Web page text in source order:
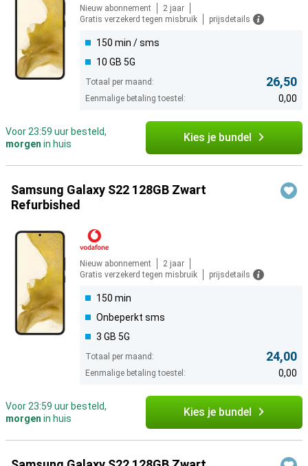
Nieuw abonnement
2 jaar
Gratis verzekerd tegen misbruik
prijsdetails
150 min / sms
10 GB 5G
Totaal per maand: 26,50
Eenmalige betaling toestel: 0,00
Voor 23:59 uur besteld,
morgen in huis Kies je bundel
Samsung Galaxy S22 128GB Zwart
Refurbished
Nieuw abonnement
2 jaar
Gratis verzekerd tegen misbruik
prijsdetails
150 min
Onbeperkt sms
3 GB 5G
Totaal per maand: 24,00
Eenmalige betaling toestel: 0,00
Voor 23:59 uur besteld,
morgen in huis Kies je bundel